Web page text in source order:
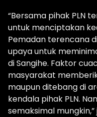
“Bersama pihak PLN
untuk menciptakan
Pemadan terencana
upaya untuk
di Sangihe. Faktor
masyarakat
maupun ditebang di
kendala pihak PLN.
semaksimal